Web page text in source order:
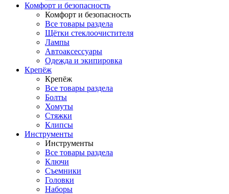
Комфорт и безопасность
Комфорт и безопасность
Все товары раздела
Щётки стеклоочистителя
Лампы
Автоаксессуары
Одежда и экипировка
Крепёж
Крепёж
Все товары раздела
Болты
Хомуты
Стяжки
Клипсы
Инструменты
Инструменты
Все товары раздела
Ключи
Съемники
Головки
Наборы